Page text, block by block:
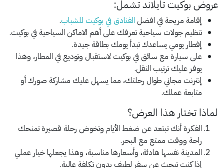
عروض بوكيت تايلاند تشمل:
إقامة مريحة في افضل الفنادق في بوكيت للشباب.
تنظيم جولات سياحية تعرفك على أهم الاماكن السياحية في بوكيت.
إفطار يومي يساعدك تبدأ يومك بطاقة جيدة.
على سيارة مع سائق في بوكيت لاستقبال وتوديع في المطار، وهذا
يوفر عليك ترتيب النقل.
إنترنت مجاني طوال رحلتك، مما يسهل عليك مشاركة صورك أو
متابعة عملك.
لماذا تختار هذا العرض؟
الفكرة أنك تبتعد عن ضغط الأيام وتخوض رحلة قصيرة تمنحك
راحة ووقت ممتع مع البحر.
المدينة نفسها هادئة، وأسعارها مناسبة، وهذا يجعلها خيار عملي
إذا كنت تبحث عن سفر لطيف بدون تكلفة عالية.